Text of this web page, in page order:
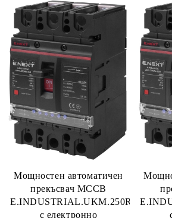
Мощностен автоматичен
прекъсвач MCCB
E.INDUSTRIAL.UKM.250Re.160
с електронно